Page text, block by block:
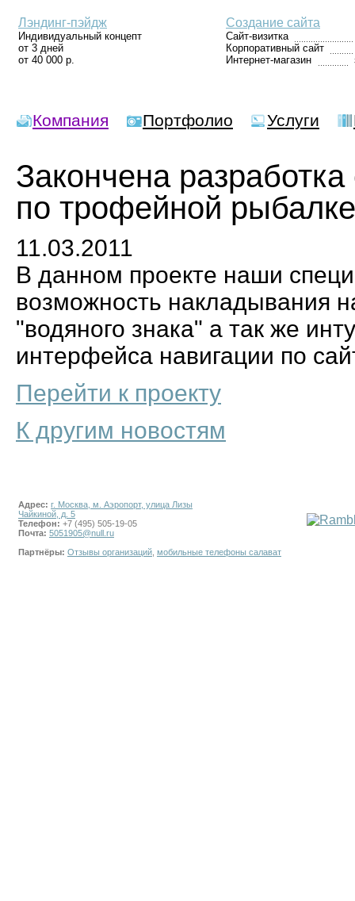
Лэндинг-пэйдж
Индивидуальный концепт
от 3 дней
от 40 000 р.
Создание сайта
Сайт-визитка
Корпоративный сайт
Интернет-магазин
Компания Портфолио Услуги
Закончена
по трофейной
11.03.2011
В данном проекте наши
возможность накладывания
"водяного знака" а так же
интерфейса навигации по
Перейти к проекту
К другим новостям
Адрес: г. Москва, м. Аэропорт, улица Лизы
Чайкиной, д. 5
Телефон: +7 (495) 505-19-05
Почта: 5051905@null.ru
Партнёры: Отзывы организаций мобильные телефоны салават